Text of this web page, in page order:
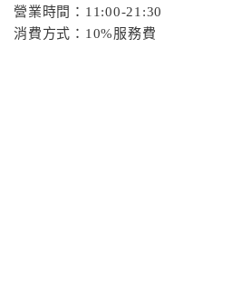
營業時間：11:00-21:30
消費方式：10%服務費